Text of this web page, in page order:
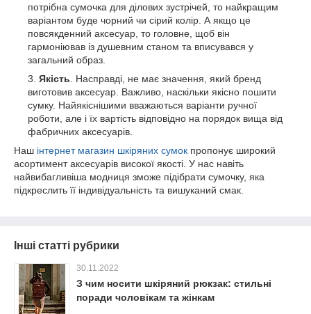
потрібна сумочка для ділових зустрічей, то найкращим
варіантом буде чорний чи сірий колір. А якщо це
повсякденний аксесуар, то головне, щоб він
гармоніював із душевним станом та вписувався у
загальний образ.
Якість . Насправді, не має значення, який бренд
виготовив аксесуар. Важливо, наскільки якісно пошити
сумку. Найякіснішими вважаються варіанти ручної
роботи, але і їх вартість відповідно на порядок вища від
фабричних аксесуарів.
Наш інтернет магазин шкіряних сумок пропонує широкий
асортимент аксесуарів високої якості. У нас навіть
найвибагливіша модниця зможе підібрати сумочку, яка
підкреслить її індивідуальність та вишуканий смак.
Інші статті рубрики
30.11.2022
З чим носити шкіряний рюкзак: стильні
поради чоловікам та жінкам